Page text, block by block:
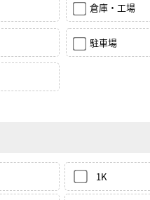
倉庫・工場
駐車場
1K